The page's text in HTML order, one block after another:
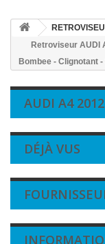
Retroviseur AUDI
Bombee - Clignotant
AUDI A4
DÉJÀ VUS